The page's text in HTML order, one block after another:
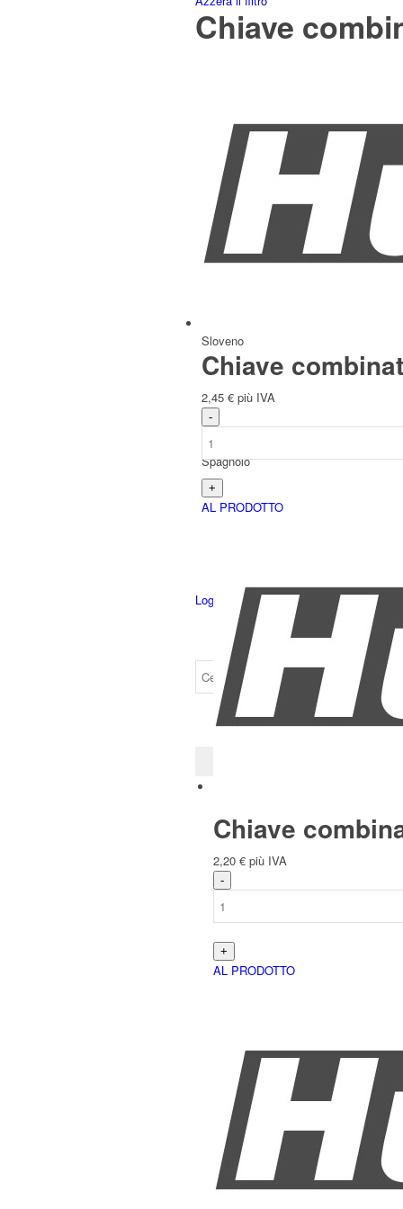
Slavo
Sloveno
Spagnolo
Login
English Inglese
Chiave
Chiave
2,45 € più IVA
AL PRODOTTO
Chiave
2,20 € più IVA
AL PRODOTTO